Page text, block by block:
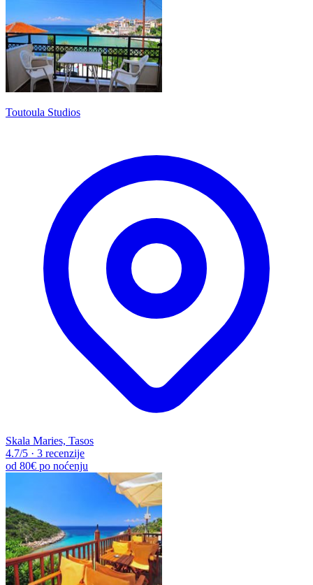
Toutoula Studios
Skala Maries, Tasos
4.7/5 · 3 recenzije
od 80€ po noćenju